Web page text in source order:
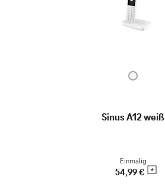
Sinus A12 weiß
Einmalig
54,99 €